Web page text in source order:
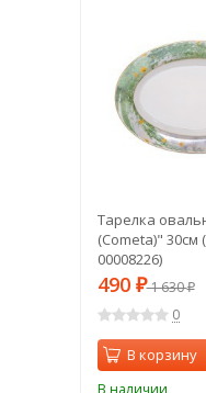
Тарелка
(Cometa)" 30см
00008226)
490 ₽1 630₽
0
В корзину
В наличии